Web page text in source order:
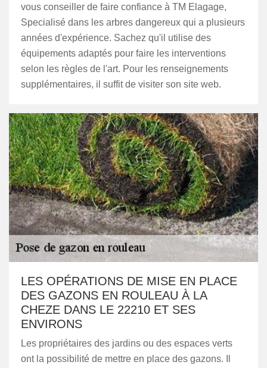
vous conseiller de faire confiance à TM Elagage,
Specialisé dans les arbres dangereux qui a plusieurs
années d'expérience. Sachez qu'il utilise des
équipements adaptés pour faire les interventions
selon les règles de l'art. Pour les renseignements
supplémentaires, il suffit de visiter son site web.
LES OPÉRATIONS DE MISE EN PLACE
DES GAZONS EN ROULEAU À LA
CHEZE DANS LE 22210 ET SES
ENVIRONS
Les propriétaires des jardins ou des espaces verts
ont la possibilité de mettre en place des gazons. Il